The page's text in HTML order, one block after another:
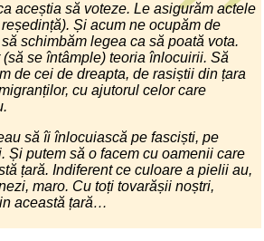
aceștia să voteze. Le asigurăm actele
Și acum ne ocupăm de
schimbăm legea ca să poată vota.
se întâmple) teoria înlocuirii. Să
de cei de dreapta, de rasiștii din țara
cu ajutorul celor care
să îi înlocuiască pe fasciști, pe
Și putem să o facem cu oamenii care
țară. Indiferent ce culoare a pielii au,
maro. Cu toți tovarășii noștri,
această țară…